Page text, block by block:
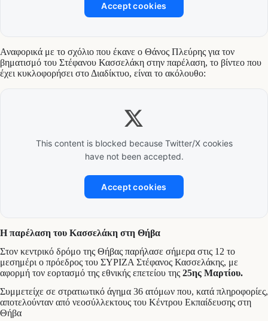
Accept cookies
Αναφορικά με το σχόλιο που έκανε ο Θάνος Πλεύρης για τον
βηματισμό του Στέφανου Κασσελάκη στην παρέλαση, το βίντεο που
έχει κυκλοφορήσει στο Διαδίκτυο, είναι το ακόλουθο:
This content is blocked because Twitter/X cookies
have not been accepted.
Accept cookies
Η παρέλαση του Κασσελάκη στη Θήβα
Στον κεντρικό δρόμο της Θήβας παρήλασε σήμερα στις 12 το
μεσημέρι ο πρόεδρος του ΣΥΡΙΖΑ Στέφανος Κασσελάκης, με
αφορμή τον εορτασμό της εθνικής επετείου της 25ης Μαρτίου.
Συμμετείχε σε στρατιωτικό άγημα 36 ατόμων που, κατά πληροφορίες,
αποτελούνταν από νεοσύλλεκτους του Κέντρου Εκπαίδευσης στη
Θήβα